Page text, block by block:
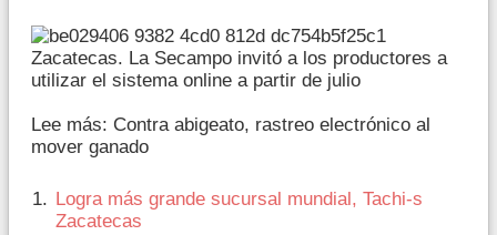
Zacatecas. La Secampo invitó a los productores a
utilizar el sistema online a partir de julio
Lee más: Contra abigeato, rastreo electrónico al
mover ganado
Logra más grande sucursal mundial, Tachi-s
Zacatecas